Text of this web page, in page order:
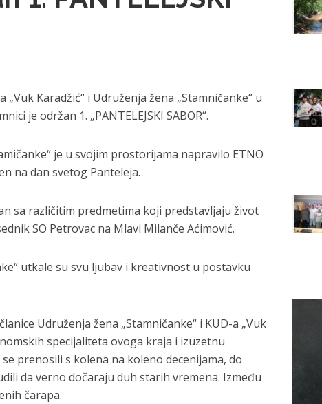
Karadžić“ i Udruženja žena „Stamničanke“ u
je održan 1. „PANTELEJSKI SABOR“.
je u svojim prostorijama napravilo ETNO
na dan svetog Panteleja.
sa različitim predmetima koji predstavljaju život
SO Petrovac na Mlavi Milanče Aćimović.
utkale su svu ljubav i kreativnost u postavku
Udruženja žena „Stamničanke“ i KUD-a „Vuk
specijaliteta ovoga kraja i izuzetnu
prenosili s kolena na koleno decenijama, do
da verno dočaraju duh starih vremena. Između
čarapa.